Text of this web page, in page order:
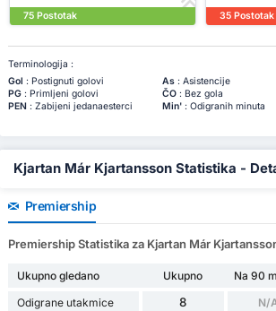
75 Postotak
35 Postotak
Terminologija :
Gol : Postignuti golovi As: Asistencije
PG: Primljeni golovi ČO: Bez gola
PEN: Zabijeni jedanaesterci Min': Odigranih minuta
Kjartan Már Kjartansson Statistika -
Premiership
Premiership Statistika za Kjartan Már
Ukupno gledano Ukupno Na 90
Odigrane utakmice
8 N/